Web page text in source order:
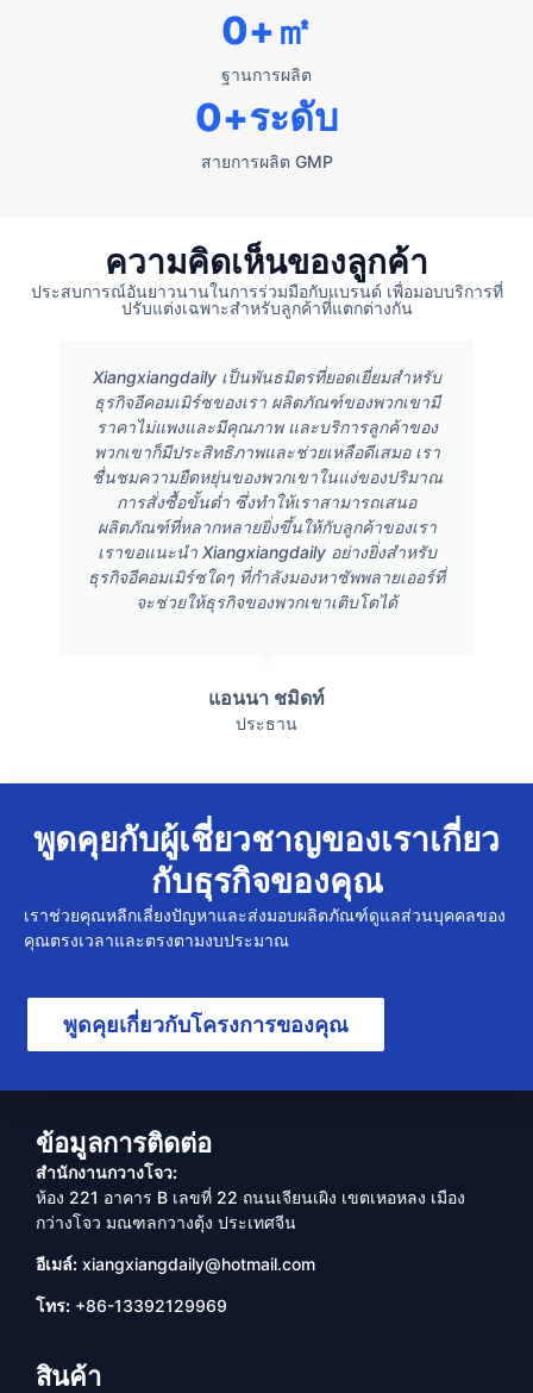
ฐานการผลิต
0+㎡
สายการผลิต GMP
0+ระดับ
ความคิดเห็นของลูกค้า
ประสบการณ์อันยาวนานในการร่วมมือกับแบรนด์ เพื่อมอบบริการที่
ปรับแต่งเฉพาะสำหรับลูกค้าที่แตกต่างกัน
Xiangxiangdaily เป็นพันธมิตรที่ยอดเยี่ยมสำหรับ
ธุรกิจอีคอมเมิร์ซของเรา ผลิตภัณฑ์ของพวกเขามี
ราคาไม่แพงและมีคุณภาพ และบริการลูกค้าของ
พวกเขาก็มีประสิทธิภาพและช่วยเหลือดีเสมอ เรา
ชื่นชมความยืดหยุ่นของพวกเขาในแง่ของปริมาณ
การสั่งซื้อขั้นต่ำ ซึ่งทำให้เราสามารถเสนอ
ผลิตภัณฑ์ที่หลากหลายยิ่งขึ้นให้กับลูกค้าของเรา
เราขอแนะนำ Xiangxiangdaily อย่างยิ่งสำหรับ
ธุรกิจอีคอมเมิร์ซใดๆ ที่กำลังมองหาซัพพลายเออร์ที่
จะช่วยให้ธุรกิจของพวกเขาเติบโตได้
แอนนา ชมิดท์
ประธาน
พูดคุยกับผู้เชี่ยวชาญของเราเกี่ยว
กับธุรกิจของคุณ
เราช่วยคุณหลีกเลี่ยงปัญหาและส่งมอบผลิตภัณฑ์ดูแลส่วนบุคคลของ
คุณตรงเวลาและตรงตามงบประมาณ
พูดคุยเกี่ยวกับโครงการของคุณ
ข้อมูลการติดต่อ
สำนักงานกวางโจว:
ห้อง 221 อาคาร B เลขที่ 22 ถนนเจียนเผิง เขตเหอหลง เมือง
กว่างโจว มณฑลกวางตุ้ง ประเทศจีน
อีเมล์: xiangxiangdaily@hotmail.com
โทร: +86-13392129969
สินค้า